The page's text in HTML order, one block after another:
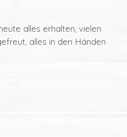
alles erhalten, vielen
alles in den Händen